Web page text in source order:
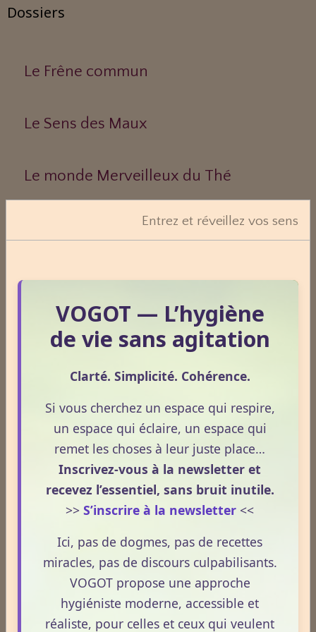
Dossiers
Le Frêne commun
Le Sens des Maux
Le monde Merveilleux du Thé
Odeurs corporelles et transpiration.
Médecines Holistiques
Plantes / affections
Acouphènes
Addiction
Allergies
Aphrodisiaque
Asthme
Entrez et réveillez vos sens
VOGOT — L’hygiène
de vie sans agitation
Clarté. Simplicité. Cohérence.
Si vous cherchez un espace qui respire,
un espace qui éclaire, un espace qui
remet les choses à leur juste place…
Inscrivez-vous à la newsletter et
recevez l’essentiel, sans bruit inutile.
>> S’inscrire à la newsletter <<
Ici, pas de dogmes, pas de recettes
miracles, pas de discours culpabilisants.
VOGOT propose une approche
hygiéniste moderne, accessible et
réaliste, pour celles et ceux qui veulent